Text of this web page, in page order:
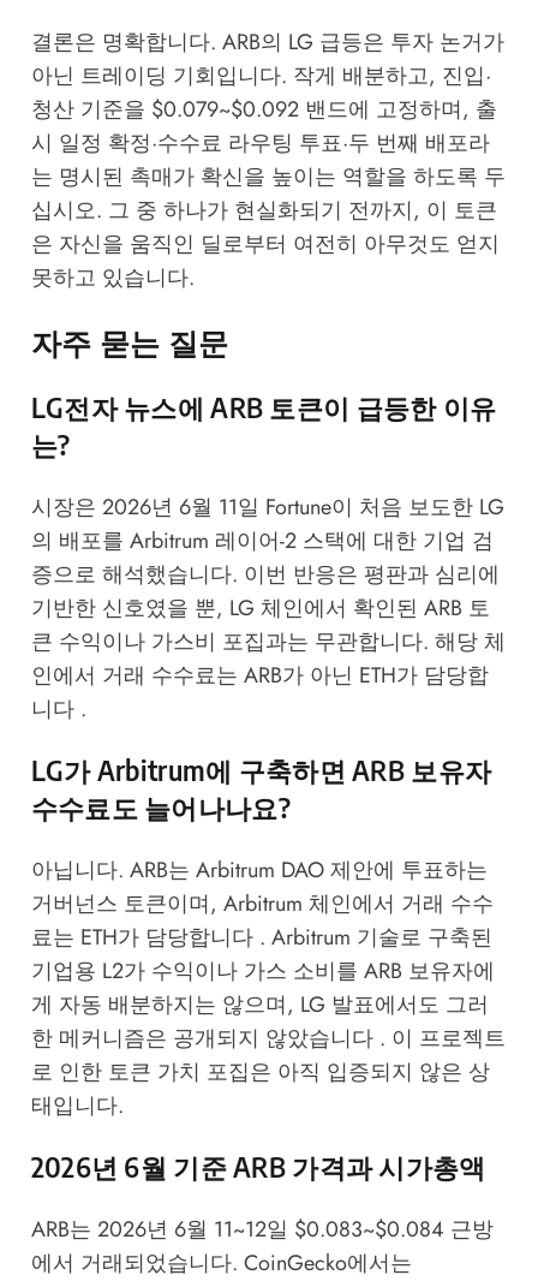
결론은 명확합니다. ARB의 LG 급등은 투자 논거가
아닌 트레이딩 기회입니다. 작게 배분하고, 진입·
청산 기준을 $0.079~$0.092 밴드에 고정하며, 출
시 일정 확정·수수료 라우팅 투표·두 번째 배포라
는 명시된 촉매가 확신을 높이는 역할을 하도록 두
십시오. 그 중 하나가 현실화되기 전까지, 이 토큰
은 자신을 움직인 딜로부터 여전히 아무것도 얻지
못하고 있습니다.
자주 묻는 질문
LG전자 뉴스에 ARB 토큰이 급등한 이유
는?
시장은 2026년 6월 11일 Fortune이 처음 보도한 LG
의 배포를 Arbitrum 레이어-2 스택에 대한 기업 검
증으로 해석했습니다. 이번 반응은 평판과 심리에
기반한 신호였을 뿐, LG 체인에서 확인된 ARB 토
큰 수익이나 가스비 포집과는 무관합니다. 해당 체
인에서 거래 수수료는 ARB가 아닌 ETH가 담당합
니다 .
LG가 Arbitrum에 구축하면 ARB 보유자
수수료도 늘어나나요?
아닙니다. ARB는 Arbitrum DAO 제안에 투표하는
거버넌스 토큰이며, Arbitrum 체인에서 거래 수수
료는 ETH가 담당합니다 . Arbitrum 기술로 구축된
기업용 L2가 수익이나 가스 소비를 ARB 보유자에
게 자동 배분하지는 않으며, LG 발표에서도 그러
한 메커니즘은 공개되지 않았습니다 . 이 프로젝트
로 인한 토큰 가치 포집은 아직 입증되지 않은 상
태입니다.
2026년 6월 기준 ARB 가격과 시가총액
ARB는 2026년 6월 11~12일 $0.083~$0.084 근방
에서 거래되었습니다. CoinGecko에서는